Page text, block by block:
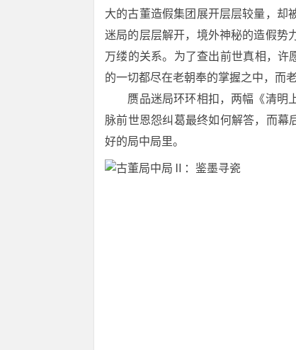
大的古董造假集团展开层层较量，却
迷局的层层解开，境外神秘的造假势
万缕的关系。为了查出前世真相，许
的一切都尽在老朝奉的掌握之中，而
赝品迷局环环相扣，两幅《清明上
脉前世恩怨纠葛最终如何解答，而幕
好的局中局里。